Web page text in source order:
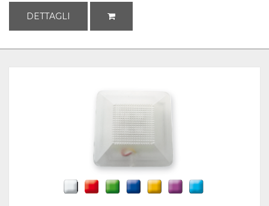
DETTAGLI